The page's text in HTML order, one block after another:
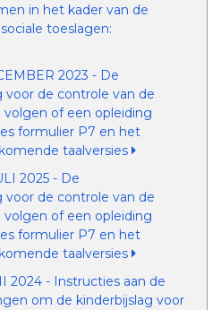
in het kader van de
toeslagen:
2023 - De
de controle van de
volgen of een opleiding
formulier P7 en het
taalversies
2025 - De
de controle van de
volgen of een opleiding
formulier P7 en het
taalversies
2024 - Instructies aan de
om de kinderbijslag voor